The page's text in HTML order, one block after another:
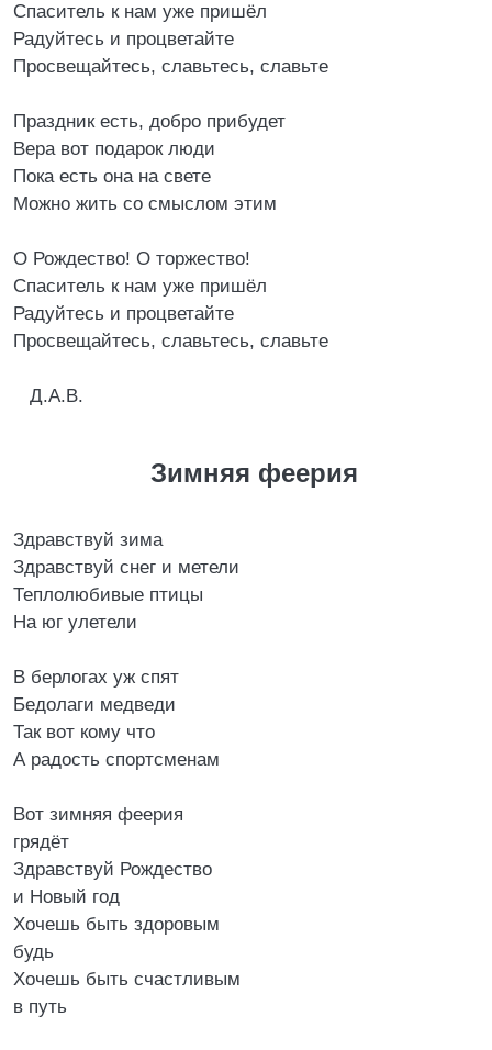
Спаситель к нам уже пришёл
Радуйтесь и процветайте
Просвещайтесь, славьтесь, славьте
Праздник есть, добро прибудет
Вера вот подарок люди
Пока есть она на свете
Можно жить со смыслом этим
О Рождество! О торжество!
Спаситель к нам уже пришёл
Радуйтесь и процветайте
Просвещайтесь, славьтесь, славьте
Д.А.В.
Зимняя феерия
Здравствуй зима
Здравствуй снег и метели
Теплолюбивые птицы
На юг улетели
В берлогах уж спят
Бедолаги медведи
Так вот кому что
А радость спортсменам
Вот зимняя феерия
грядёт
Здравствуй Рождество
и Новый год
Хочешь быть здоровым
будь
Хочешь быть счастливым
в путь